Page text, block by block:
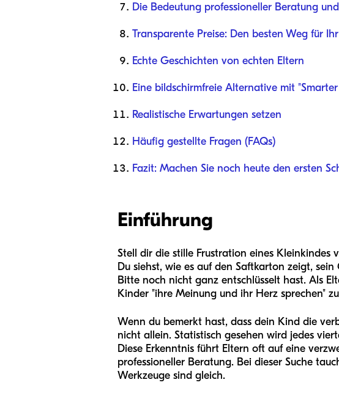
Die Bedeutung professioneller Beratung
Transparente Preise: Den besten Weg für
Echte Geschichten von echten Eltern
Eine bildschirmfreie Alternative mit
Realistische Erwartungen setzen
Häufig gestellte Fragen (FAQs)
Fazit: Machen Sie noch heute den ersten
Einführung
Stell dir die stille Frustration eines Kleinkindes
Du siehst, wie es auf den Saftkarton zeigt,
Bitte noch nicht ganz entschlüsselt hast. Als
Kinder "ihre Meinung und ihr Herz sprechen"
Wenn du bemerkt hast, dass dein Kind die
nicht allein. Statistisch gesehen wird jedes
Diese Erkenntnis führt Eltern oft auf eine
professioneller Beratung. Bei dieser Suche
Werkzeuge sind gleich.